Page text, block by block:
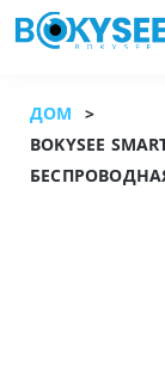
ДОМ
>
BOKYSEE